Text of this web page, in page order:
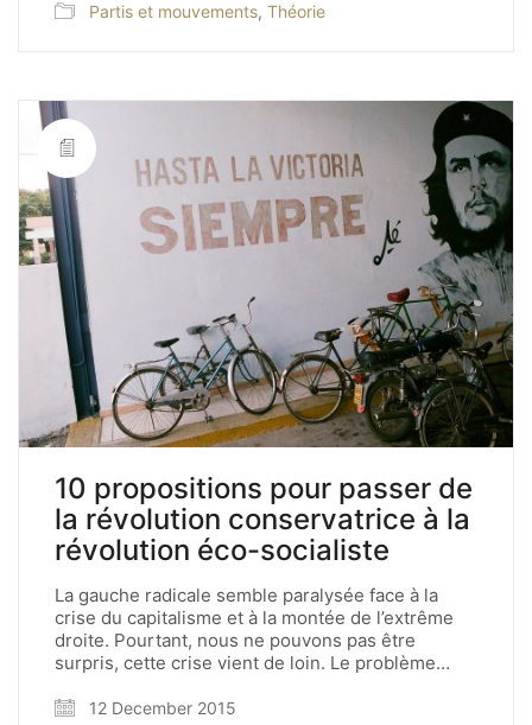
Partis et mouvements, Théorie
10 propositions pour passer de
la révolution conservatrice à la
révolution éco-socialiste
La gauche radicale semble paralysée face à la
crise du capitalisme et à la montée de l’extrême
droite. Pourtant, nous ne pouvons pas être
surpris, cette crise vient de loin. Le problème…
12 December 2015